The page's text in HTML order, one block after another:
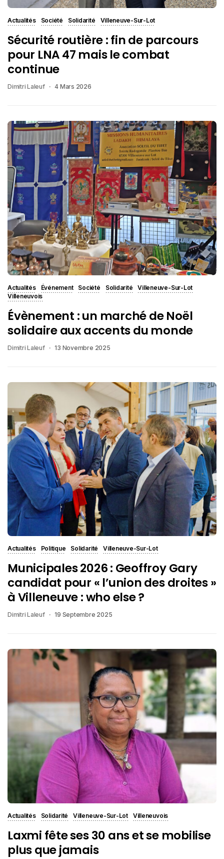
Actualités Société Solidarité Villeneuve-Sur-Lot
Sécurité routière : fin de parcours
pour LNA 47 mais le combat
continue
Dimitri Laleuf 4 Mars 2026
Actualités Événement Société Solidarité
Villeneuve-Sur-Lot
Villeneuvois
Évènement : un marché de Noël
solidaire aux accents du monde
Dimitri Laleuf 13 Novembre 2025
Actualités Politique Solidarité Villeneuve-Sur-Lot
Municipales 2026 : Geoffroy Gary
candidat pour « l’union des droites »
à Villeneuve : who else ?
Dimitri Laleuf 19 Septembre 2025
Actualités Solidarité Villeneuve-Sur-Lot Villeneuvois
Laxmi fête ses 30 ans et se mobilise
plus que jamais